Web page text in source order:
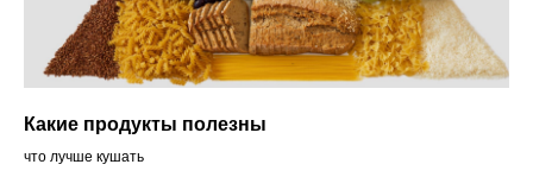
Какие продукты полезны
что лучше кушать